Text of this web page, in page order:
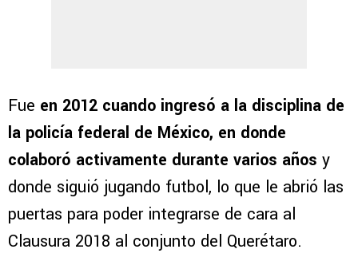
Fue en 2012 cuando ingresó a la disciplina de
la policía federal de México, en donde
colaboró activamente durante varios años y
donde siguió jugando futbol, lo que le abrió las
puertas para poder integrarse de cara al
Clausura 2018 al conjunto del Querétaro.